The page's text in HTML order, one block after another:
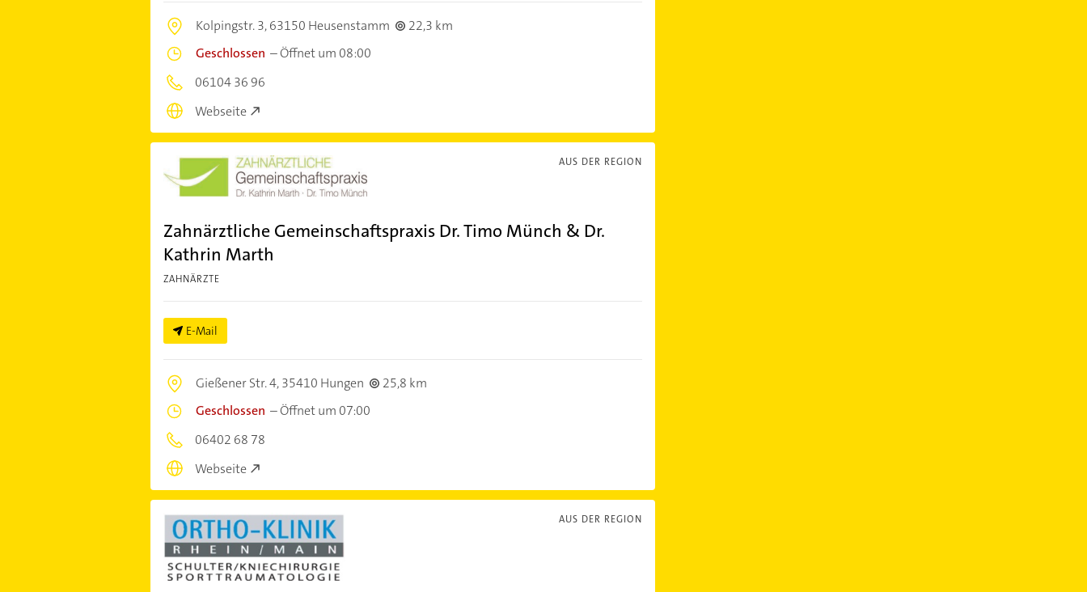
Kolpingstr. 3,63150 Heusenstamm
22,3 km
Geschlossen –Öffnet um 08:00
06104 36 96
Webseite
AUS DER REGION
Zahnärztliche Gemeinschaftspraxis Dr. Timo Münch & Dr.
Kathrin Marth
ZAHNÄRZTE
E-Mail
Gießener Str. 4,35410 Hungen
25,8 km
Geschlossen –Öffnet um 07:00
06402 68 78
Webseite
AUS DER REGION